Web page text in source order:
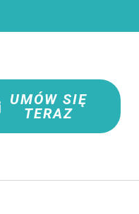
UMÓW SIĘ
TERAZ